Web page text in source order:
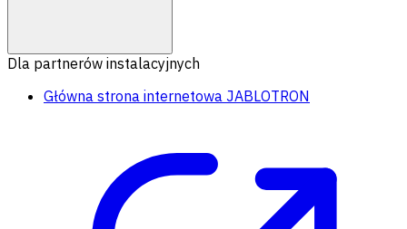
Dla partnerów instalacyjnych
Główna strona internetowa JABLOTRON